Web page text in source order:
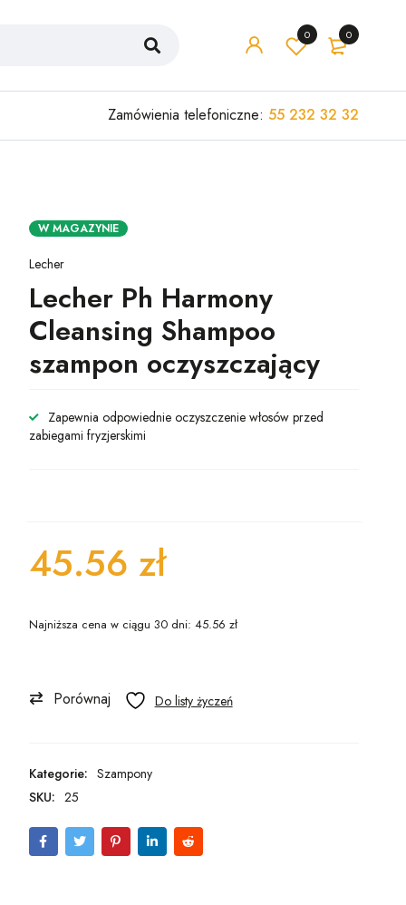
0
0
Zamówienia telefoniczne: 55 232 32 32
W MAGAZYNIE
Lecher
Lecher Ph Harmony
Cleansing Shampoo
szampon oczyszczający
Zapewnia odpowiednie oczyszczenie włosów przed
zabiegami fryzjerskimi
45.56 zł
Najniższa cena w ciągu 30 dni: 45.56 zł
Porównaj
Kategorie: Szampony
SKU: 25